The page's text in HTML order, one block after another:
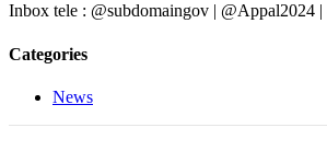
Inbox tele : @subdomaingov | @Appal2024
Categories
News